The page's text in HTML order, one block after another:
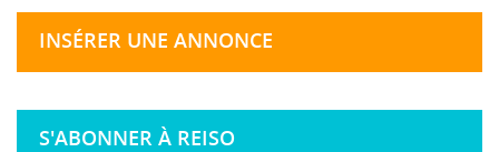
INSÉRER UNE ANNONCE
S'ABONNER À REISO